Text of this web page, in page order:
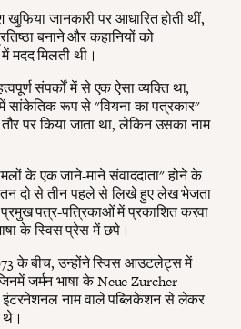
जानकारी पर आधारित होती थीं,
बनाने और कहानियों को
मदद मिलती थी।
संपर्कों में से एक ऐसा व्यक्ति था,
सांकेतिक रूप से "वियना का पत्रकार"
पर किया जाता था, लेकिन उसका नाम
के एक जाने-माने संवाददाता" होने के
दो से तीन पहले से लिखे हुए लेख भेजता
पत्र-पत्रिकाओं में प्रकाशित करवा
के स्विस प्रेस में छपे।
के बीच, उन्होंने स्विस आउटलेट्स में
जर्मन भाषा के Neue Zurcher
नाम वाले पब्लिकेशन से लेकर
थे।